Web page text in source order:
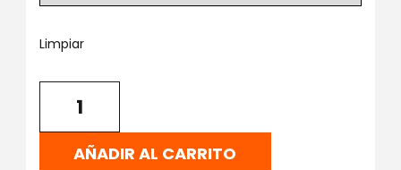
Limpiar
AÑADIR AL CARRITO